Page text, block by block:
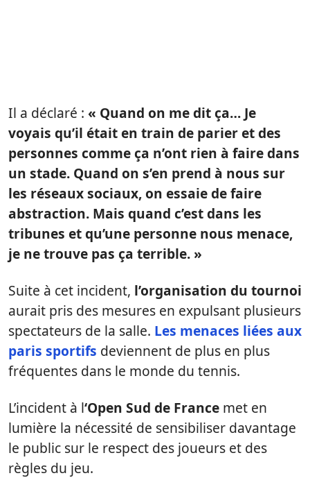
Il a déclaré : « Quand on me dit ça… Je
voyais qu’il était en train de parier et des
personnes comme ça n’ont rien à faire dans
un stade. Quand on s’en prend à nous sur
les réseaux sociaux, on essaie de faire
abstraction. Mais quand c’est dans les
tribunes et qu’une personne nous menace,
je ne trouve pas ça terrible. »
Suite à cet incident, l’organisation du tournoi
aurait pris des mesures en expulsant plusieurs
spectateurs de la salle. Les menaces liées aux
paris sportifs deviennent de plus en plus
fréquentes dans le monde du tennis.
L’incident à l‘Open Sud de France met en
lumière la nécessité de sensibiliser davantage
le public sur le respect des joueurs et des
règles du jeu.